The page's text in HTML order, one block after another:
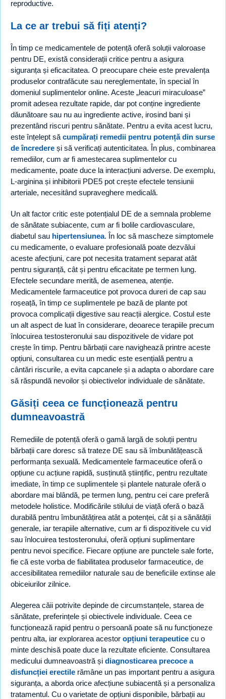
reproductive.
La ce ar trebui să fiți atenți?
În timp ce medicamentele de potență oferă soluții valoroase
pentru DE, există considerații critice pentru a asigura
siguranța și eficacitatea. O preocupare cheie este prevalența
produselor contrafăcute sau nereglementate, în special în
domeniul suplimentelor online. Aceste „leacuri miraculoase”
promit adesea rezultate rapide, dar pot conține ingrediente
dăunătoare sau nu au ingrediente active, irosind bani și
prezentând riscuri pentru sănătate. Pentru a evita acest lucru,
este înțelept să cumpărați remedii pentru potență din surse
de încredere și să verificați autenticitatea. În plus, combinarea
remediilor, cum ar fi amestecarea suplimentelor cu
medicamente, poate duce la interacțiuni adverse. De exemplu,
L-arginina și inhibitorii PDE5 pot crește efectele tensiunii
arteriale, necesitând supraveghere medicală.
Un alt factor critic este potențialul DE de a semnala probleme
de sănătate subiacente, cum ar fi bolile cardiovasculare,
diabetul sau hipertensiunea. În loc să mascheze simptomele
cu medicamente, o evaluare profesională poate dezvălui
aceste afecțiuni, care pot necesita tratament separat atât
pentru siguranță, cât și pentru eficacitate pe termen lung.
Efectele secundare merită, de asemenea, atenție.
Medicamentele farmaceutice pot provoca dureri de cap sau
roșeață, în timp ce suplimentele pe bază de plante pot
provoca complicații digestive sau reacții alergice. Costul este
un alt aspect de luat în considerare, deoarece terapiile precum
înlocuirea testosteronului sau dispozitivele de vidare pot
crește în timp. Pentru bărbații care navighează printre aceste
opțiuni, consultarea cu un medic este esențială pentru a
cântări riscurile, a evita capcanele și a adapta o abordare care
să răspundă nevoilor și obiectivelor individuale de sănătate.
Găsiți ceea ce funcționează pentru
dumneavoastră
Remediile de potență oferă o gamă largă de soluții pentru
bărbații care doresc să trateze DE sau să îmbunătățească
performanța sexuală. Medicamentele farmaceutice oferă o
opțiune cu acțiune rapidă, susținută științific, pentru rezultate
imediate, în timp ce suplimentele și plantele naturale oferă o
abordare mai blândă, pe termen lung, pentru cei care preferă
metodele holistice. Modificările stilului de viață oferă o bază
durabilă pentru îmbunătățirea atât a potenței, cât și a sănătății
generale, iar terapiile alternative, cum ar fi dispozitivele cu vid
sau înlocuirea testosteronului, oferă opțiuni suplimentare
pentru nevoi specifice. Fiecare opțiune are punctele sale forte,
fie că este vorba de fiabilitatea produselor farmaceutice, de
accesibilitatea remediilor naturale sau de beneficiile extinse ale
obiceiurilor zilnice.
Alegerea căii potrivite depinde de circumstanțele, starea de
sănătate, preferințele și obiectivele individuale. Ceea ce
funcționează rapid pentru o persoană poate să nu funcționeze
pentru alta, iar explorarea acestor opțiuni terapeutice cu o
minte deschisă poate duce la rezultate eficiente. Consultarea
medicului dumneavoastră și diagnosticarea precoce a
disfuncției erectile rămâne un pas important pentru a asigura
siguranța, a aborda orice afecțiune subiacentă și a personaliza
tratamentul. Cu o varietate de opțiuni disponibile, bărbații au